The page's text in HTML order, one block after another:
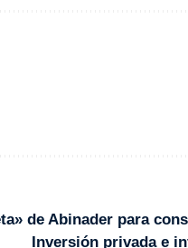
de Abinader para
Inversión privada e